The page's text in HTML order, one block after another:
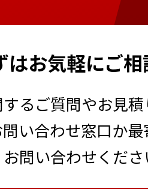
はお気軽にご
るご質問やお見
い合わせ窓口か
お問い合わせくだ